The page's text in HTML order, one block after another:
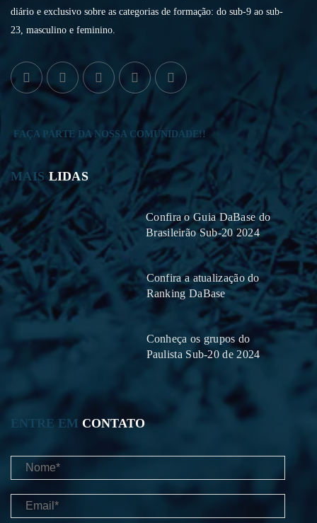
diário e exclusivo sobre as categorias de formação: do sub-9 ao sub-
23, masculino e feminino.
FAÇA PARTE DA NOSSA COMUNIDADE!!
MAIS LIDAS
Confira o Guia DaBase do
Brasileirão Sub-20 2024
Confira a atualização do
Ranking DaBase
Conheça os grupos do
Paulista Sub-20 de 2024
ENTRE EM CONTATO